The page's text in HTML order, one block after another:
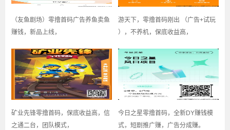
（友鱼剧场）零撸首码广告养鱼卖鱼
赚钱，新品上线，
游天下，零撸首码刚出 （广告+试玩
），不养机，保底收益高，
矿业先锋零撸首码，保底收益高，信
之通二台，团队模式，
今日之星零撸首码，全新DY赚钱模
式，短剧推广赚，广告分成赚。